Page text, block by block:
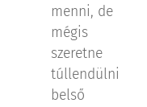
menni, de
mégis
szeretne
túllendülni
belső